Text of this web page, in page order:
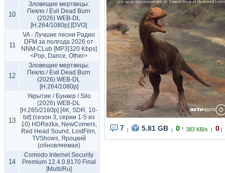
10
Зловещие мертвецы:
Пекло / Evil Dead Burn
(2026) WEB-DL
[H.264/1080p] [DVO]
11
VA - Лучшие песни Радио
DFM за полгода 2026 от
NNM-CLub [MP3|320 Kbps]
<Pop, Dance, Other>
12
Зловещие мертвецы:
Пекло / Evil Dead Burn
(2026) WEB-DL
[H.264/1080p]
13
Укрытие / Бункер / Silo
(2026) WEB-DL
[H.265/2160p] [4K, SDR, 10-
bit] (сезон 3, серии 1-5 из
10) HDRezka, NewComers,
Red Head Sound, LostFilm,
TVShows, Яроцкий
(обновляемая)
14
Comodo Internet Security
Premium 12.4.0.8170 Final
[Multi/Ru]
7 5.81 GB 0 ↑ 383 KB/s 0